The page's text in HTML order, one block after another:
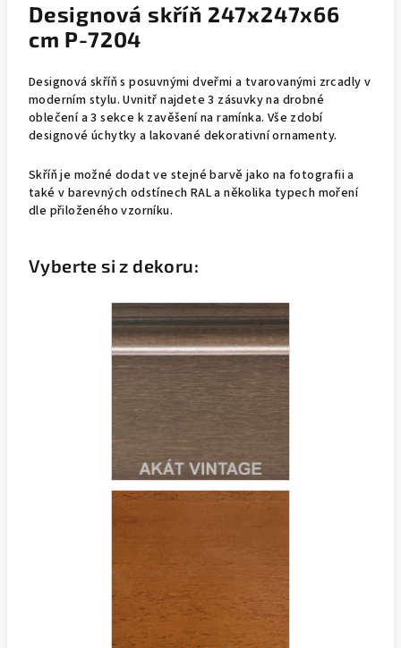
Designová skříň 247x247x66
cm P-7204
Designová skříň s posuvnými dveřmi a tvarovanými zrcadly v
moderním stylu. Uvnitř najdete 3 zásuvky na drobné
oblečení a 3 sekce k zavěšení na ramínka. Vše zdobí
designové úchytky a lakované dekorativní ornamenty.
Skříň je možné dodat ve stejné barvě jako na fotografii a
také v barevných odstínech RAL a několika typech moření
dle přiloženého vzorníku.
Vyberte si z dekoru: